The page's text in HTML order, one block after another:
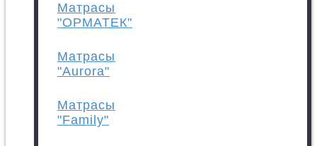
Матрасы
"ОРМАТЕК"
Матрасы
"Aurora"
Матрасы
"Family"